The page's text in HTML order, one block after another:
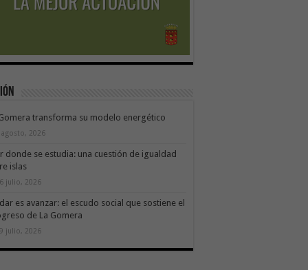
transforma su modelo energético
agosto, 2026
donde se estudia: una cuestión de igualdad
islas
julio, 2026
es avanzar: el escudo social que sostiene el
de La Gomera
julio, 2026